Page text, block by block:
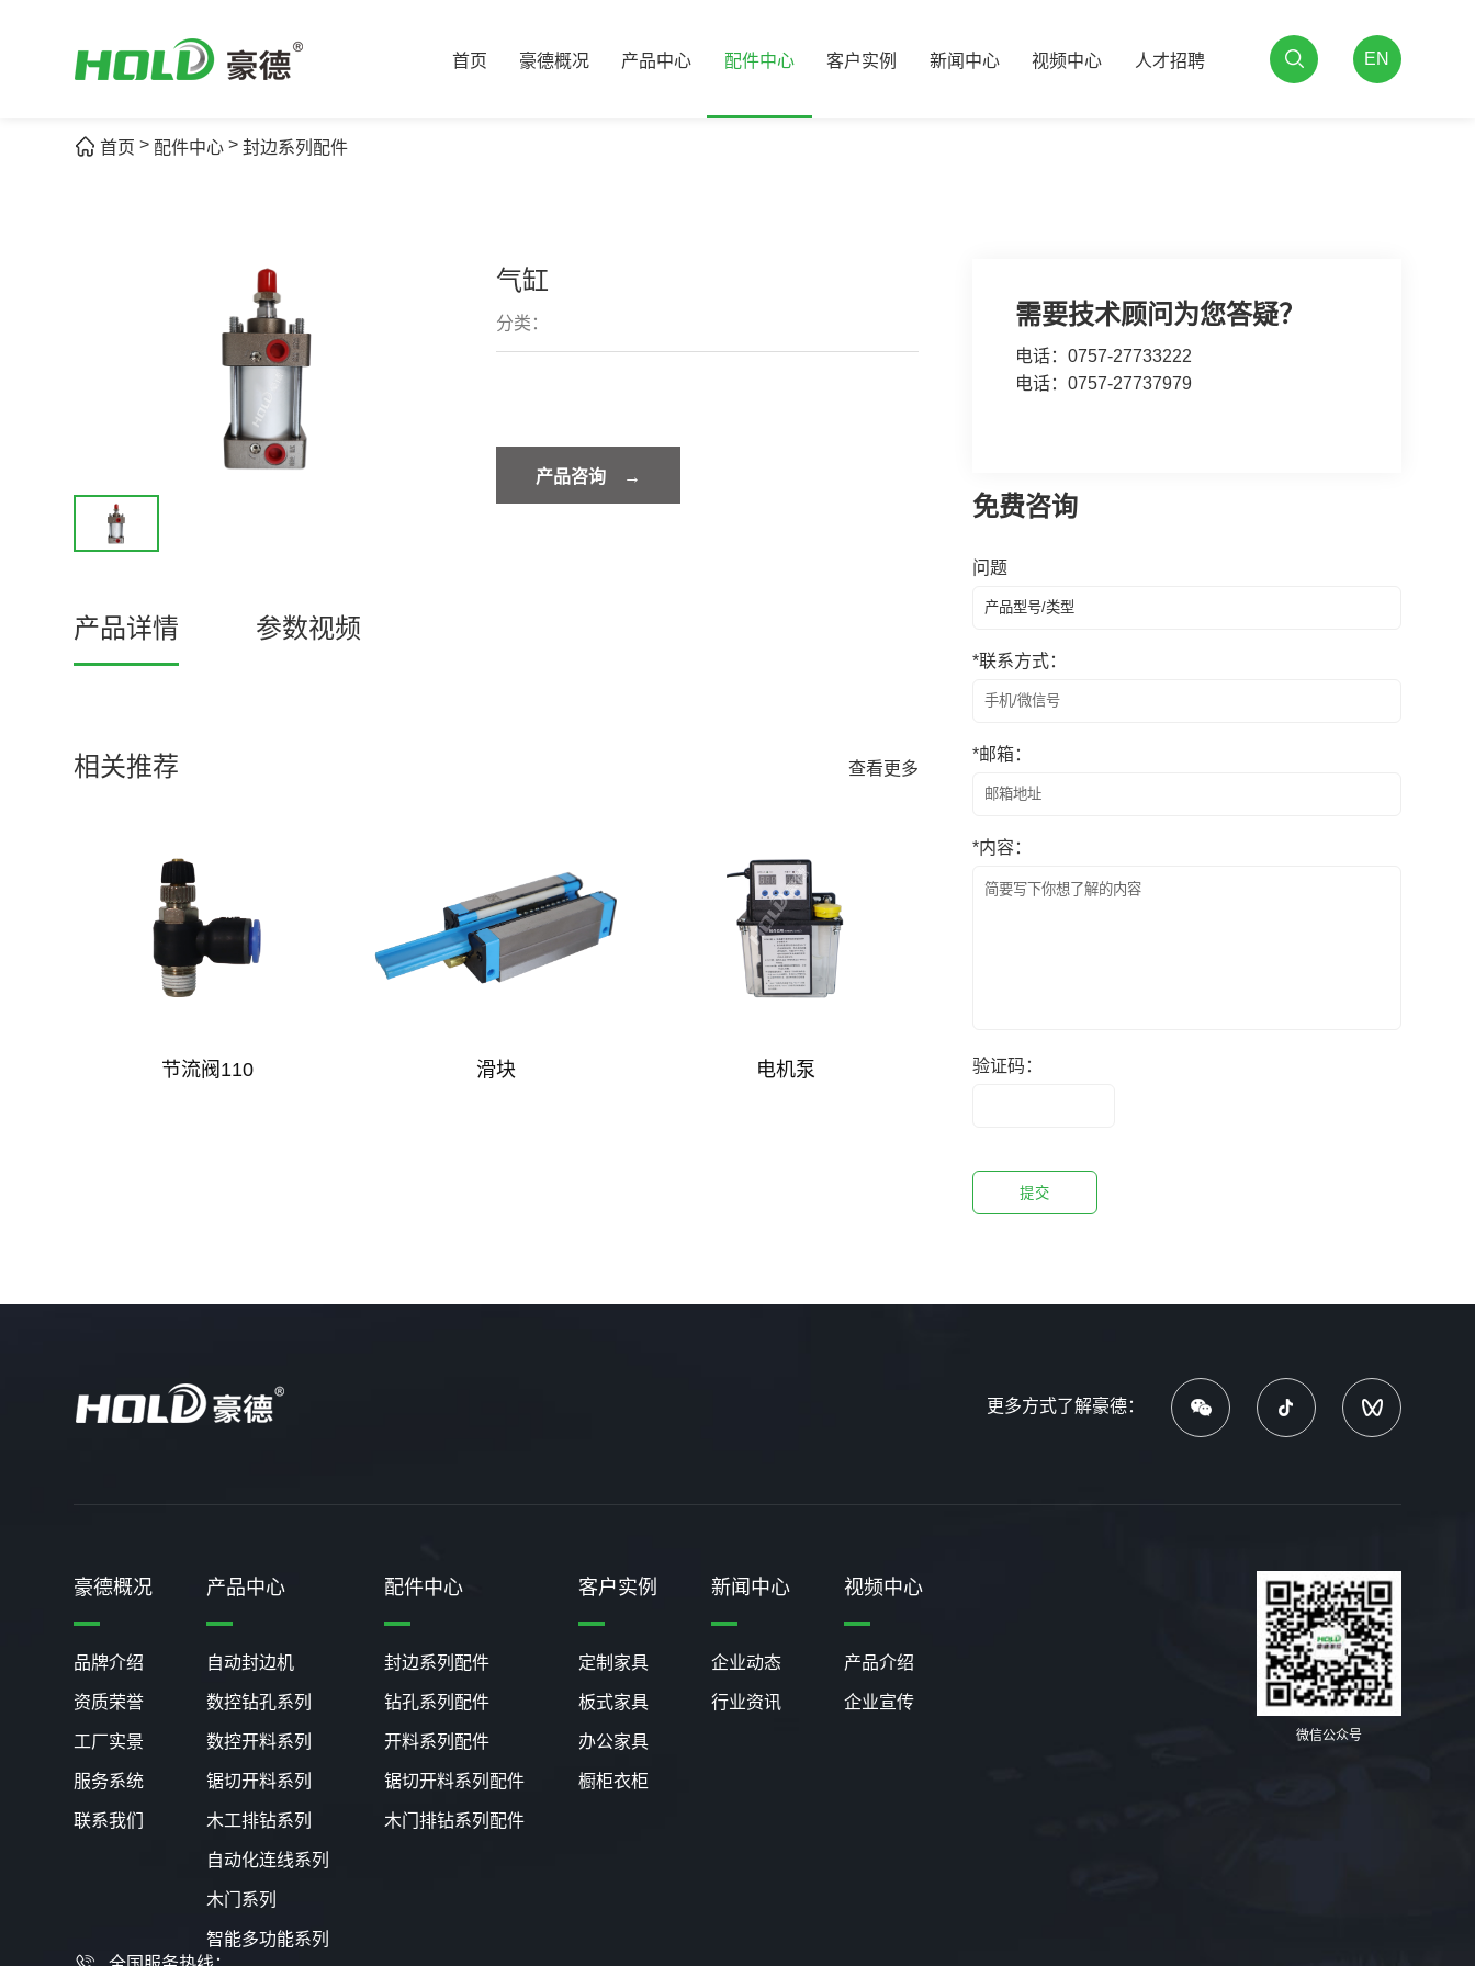
首页 豪德概况 产品中心 配件中心 客户实例 新闻中心 视频中心 人才招聘 EN
首页 > 配件中心 >封边系列配件
气缸
分类：
产品咨询 →
产品详情 参数视频
相关推荐 查看更多
节流阀110 滑块 电机泵
需要技术顾问为您答疑？
电话：0757-27733222
电话：0757-27737979
免费咨询
问题
*联系方式：
*邮箱：
*内容：
验证码：
更多方式了解豪德：
豪德概况
品牌介绍
资质荣誉
工厂实景
服务系统
联系我们
产品中心
自动封边机
数控钻孔系列
数控开料系列
锯切开料系列
木工排钻系列
自动化连线系列
木门系列
智能多功能系列
配件中心
封边系列配件
钻孔系列配件
开料系列配件
锯切开料系列配件
木门排钻系列配件
客户实例
定制家具
板式家具
办公家具
橱柜衣柜
新闻中心
企业动态
行业资讯
视频中心
产品介绍
企业宣传
微信公众号